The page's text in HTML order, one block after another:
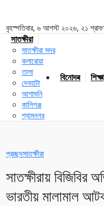
বৃহস্পতিবার, ৬ আগস্ট ২০২৬, ২১
সাতক্ষীরা
সাতক্ষীরা সদর
কলারোয়া
তালা
দেবহাটা
আশাশুনি
কালিগঞ্জ
শ্যামনগর
বিনোদন শিক্ষা
প্রচ্ছদসাতক্ষীরা
সাতক্ষীরায় বিজিবির
ভারতীয় মালামাল